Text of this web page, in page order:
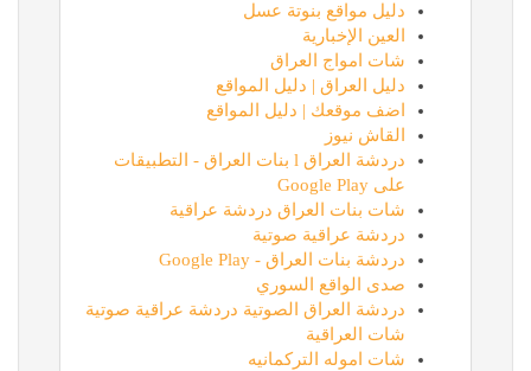
دليل مواقع بنوتة عسل
العين الإخبارية
شات امواج العراق
دليل العراق | دليل المواقع
اضف موقعك | دليل المواقع
القاش نيوز
دردشة العراق l بنات العراق - التطبيقات
على Google Play
شات بنات العراق دردشة عراقية
دردشة عراقية صوتية
دردشة بنات العراق - Google Play
صدى الواقع السوري
دردشة العراق الصوتية دردشة عراقية صوتية
شات العراقية
شات اموله التركمانيه